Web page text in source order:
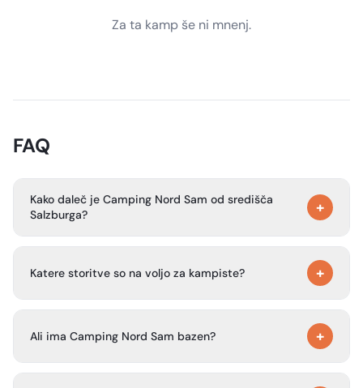
Za ta kamp še ni mnenj.
FAQ
Kako daleč je Camping Nord Sam od središča
Salzburga?
+
5 minut vožnje z avtomobilom od središča mesta.
Katere storitve so na voljo za kampiste? +
zaradi grmovja in dreves, elektriko na parceli ter servisno
vodo.
Ali ima Camping Nord Sam bazen? +